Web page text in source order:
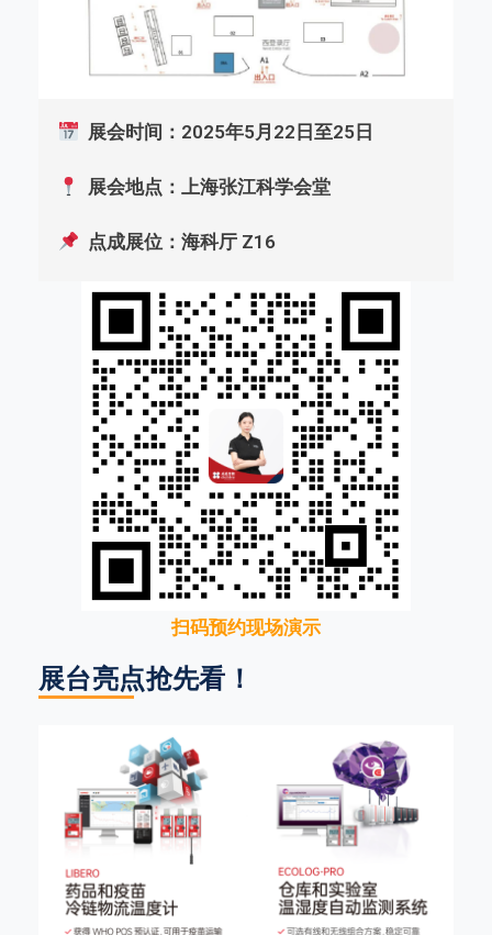
展会时间： 2025年5月22日至25日
展会地点：上海张江科学会堂
点成展位：海科厅 Z16
扫码预约现场演示
展台亮点抢先看！